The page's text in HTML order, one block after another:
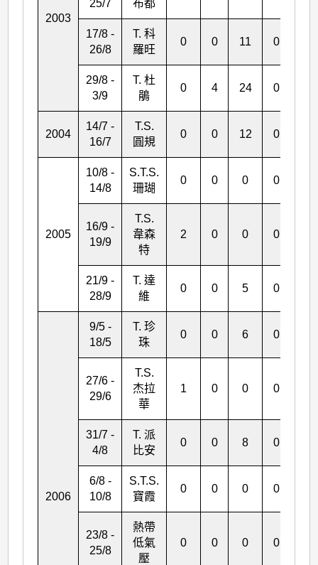
2003
25/7 布都
17/8 -
26/8
T. 科
羅旺
0 0 11 0
29/8 -
3/9
T. 杜
鵑
0 4 24 0
2004
14/7 -
16/7
T.S.
圓規
0 0 12 0
2005
10/8 -
14/8
S.T.S.
珊瑚
0 0 0 0
16/9 -
19/9
T.S.
韋森
特
2 0 0 0
21/9 -
28/9
T. 達
維
0 0 5 0
2006
9/5 -
18/5
T. 珍
珠
0 0 6 0
27/6 -
29/6
T.S.
杰拉
華
1 0 0 0
31/7 -
4/8
T. 派
比安
0 0 8 0
6/8 -
10/8
S.T.S.
寶霞
0 0 0 0
23/8 -
25/8
熱帶
低氣
壓
0 0 0 0